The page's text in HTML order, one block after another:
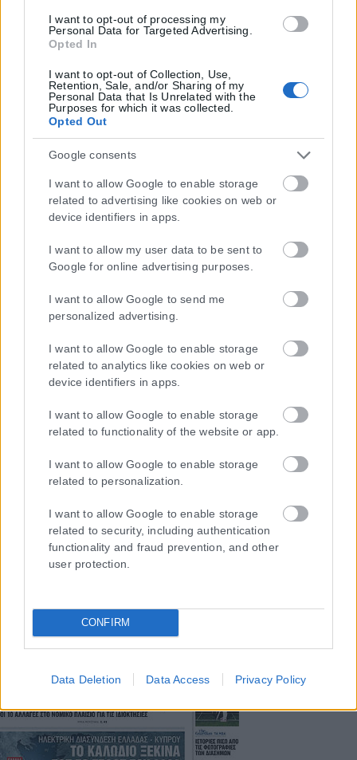
I want to opt-out of processing my
Personal Data for Targeted Advertising.
Opted In
I want to opt-out of Collection, Use,
Retention, Sale, and/or Sharing of my
Personal Data that Is Unrelated with the
Purposes for which it was collected.
Opted Out
Google consents
I want to allow Google to enable storage
related to advertising like cookies on web or
device identifiers in apps.
I want to allow my user data to be sent to
Google for online advertising purposes.
I want to allow Google to send me
personalized advertising.
I want to allow Google to enable storage
related to analytics like cookies on web or
device identifiers in apps.
I want to allow Google to enable storage
related to functionality of the website or app.
I want to allow Google to enable storage
related to personalization.
I want to allow Google to enable storage
related to security, including authentication
functionality and fraud prevention, and other
user protection.
CONFIRM
Data Deletion Data Access Privacy Policy
επέκταση η ιστοσελίδα που κατέχει αυτή “www.karfitsa.gr”
συμμορφώνονται με τη Σύσταση (ΕΕ) 2018/334 της Επιτροπής της
1ης Μαρτίου 2018 σχετικά με τα μέτρα για την αποτελεσματική
Μοναδικός αριθμός Μ.Η.Τ. 262048
ΤΑ ΠΡΩΤΟΣΕΛΙΔΑ ΣΗΜΕΡΑ